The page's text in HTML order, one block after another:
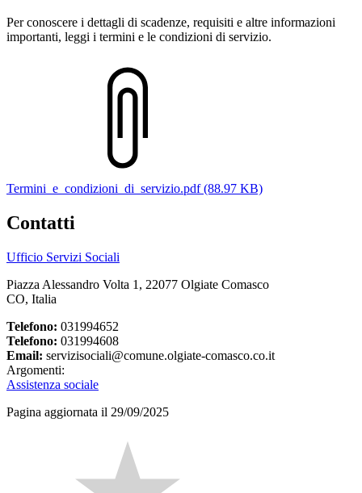
Per conoscere i dettagli di scadenze, requisiti e altre informazioni
importanti, leggi i termini e le condizioni di servizio.
Termini_e_condizioni_di_servizio.pdf (88.97 KB)
Contatti
Ufficio Servizi Sociali
Piazza Alessandro Volta 1, 22077 Olgiate Comasco
CO, Italia
Telefono: 031994652
Telefono: 031994608
Email: servizisociali@comune.olgiate-comasco.co.it
Argomenti:
Assistenza sociale
Pagina aggiornata il 29/09/2025